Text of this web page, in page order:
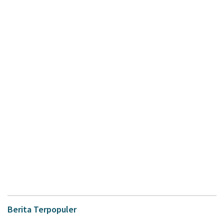
Berita Terpopuler